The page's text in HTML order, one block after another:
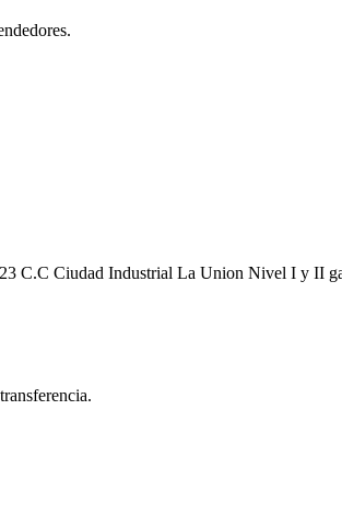
C.C Ciudad Industrial La Union Nivel I y II